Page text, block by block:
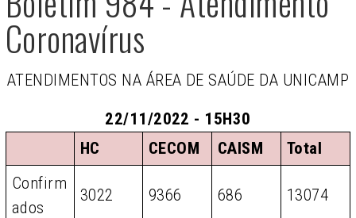
Coronavírus
ATENDIMENTOS NA ÁREA DE SAÚDE DA UNICAMP
22/11/2022 - 15H30
HC
CECOM CAISM
Total
Confirm
ados
3022 9366 686 13074